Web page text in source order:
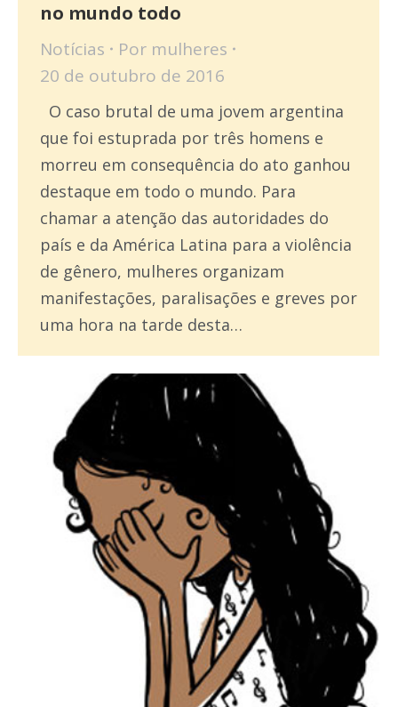
no mundo todo
Notícias Por mulheres
20 de outubro de 2016
O caso brutal de uma jovem argentina
que foi estuprada por três homens e
morreu em consequência do ato ganhou
destaque em todo o mundo. Para
chamar a atenção das autoridades do
país e da América Latina para a violência
de gênero, mulheres organizam
manifestações, paralisações e greves por
uma hora na tarde desta…